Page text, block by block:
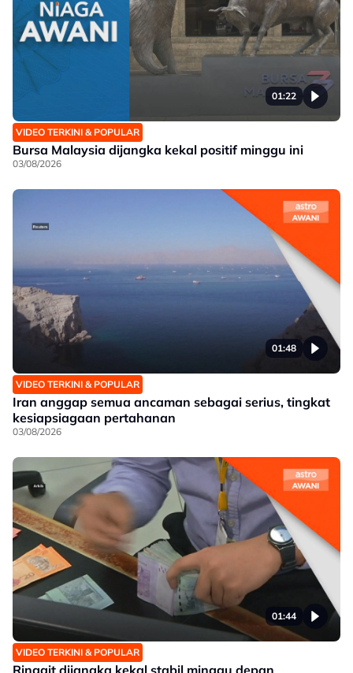
01:22
VIDEO TERKINI & POPULAR
Bursa Malaysia dijangka kekal positif minggu ini
03/08/2026
01:48
VIDEO TERKINI & POPULAR
Iran anggap semua ancaman sebagai serius, tingkat
kesiapsiagaan pertahanan
03/08/2026
01:44
VIDEO TERKINI & POPULAR
Ringgit dijangka kekal stabil minggu depan